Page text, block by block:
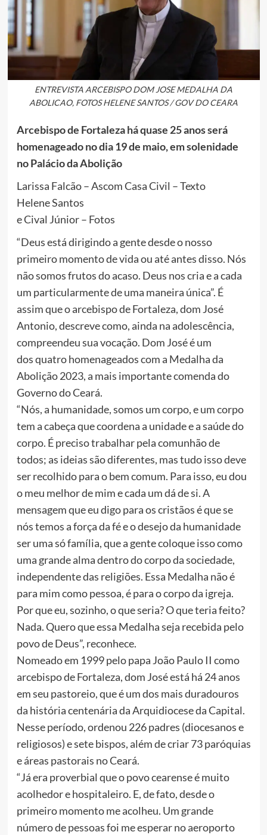
ENTREVISTA ARCEBISPO DOM JOSE MEDALHA DA
ABOLICAO, FOTOS HELENE SANTOS / GOV DO CEARA
Arcebispo de Fortaleza há quase 25 anos será
homenageado no dia 19 de maio, em solenidade
no Palácio da Abolição
Larissa Falcão – Ascom Casa Civil – Texto
Helene Santos
e Cival Júnior – Fotos
“Deus está dirigindo a gente desde o nosso
primeiro momento de vida ou até antes disso. Nós
não somos frutos do acaso. Deus nos cria e a cada
um particularmente de uma maneira única”. É
assim que o arcebispo de Fortaleza, dom José
Antonio, descreve como, ainda na adolescência,
compreendeu sua vocação. Dom José é um
dos quatro homenageados com a Medalha da
Abolição 2023, a mais importante comenda do
Governo do Ceará.
“Nós, a humanidade, somos um corpo, e um corpo
tem a cabeça que coordena a unidade e a saúde do
corpo. É preciso trabalhar pela comunhão de
todos; as ideias são diferentes, mas tudo isso deve
ser recolhido para o bem comum. Para isso, eu dou
o meu melhor de mim e cada um dá de si. A
mensagem que eu digo para os cristãos é que se
nós temos a força da fé e o desejo da humanidade
ser uma só família, que a gente coloque isso como
uma grande alma dentro do corpo da sociedade,
independente das religiões. Essa Medalha não é
para mim como pessoa, é para o corpo da igreja.
Por que eu, sozinho, o que seria? O que teria feito?
Nada. Quero que essa Medalha seja recebida pelo
povo de Deus”, reconhece.
Nomeado em 1999 pelo papa João Paulo II como
arcebispo de Fortaleza, dom José está há 24 anos
em seu pastoreio, que é um dos mais duradouros
da história centenária da Arquidiocese da Capital.
Nesse período, ordenou 226 padres (diocesanos e
religiosos) e sete bispos, além de criar 73 paróquias
e áreas pastorais no Ceará.
“Já era proverbial que o povo cearense é muito
acolhedor e hospitaleiro. E, de fato, desde o
primeiro momento me acolheu. Um grande
número de pessoas foi me esperar no aeroporto